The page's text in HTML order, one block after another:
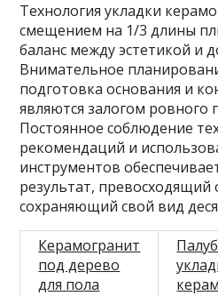
Технология укладки
смещением на 1/3 длины
баланс между эстетикой и
Внимательное
подготовка основания и
являются залогом ровного
Постоянное соблюдение
рекомендаций и
инструментов
результат, превосходящий
сохраняющий свой вид
Керамогранит
под дерево
для пола